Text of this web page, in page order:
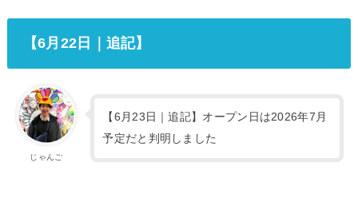
【6月22日｜追記】
じゃんご
【6月23日｜追記】オープン日は2026年7月
予定だと判明しました